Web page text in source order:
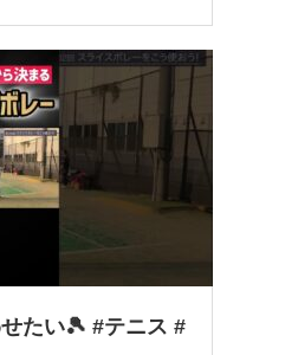
たい🎾 #テニス #